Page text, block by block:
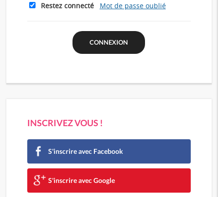
Restez connecté Mot de passe oublié
INSCRIVEZ VOUS !
S'inscrire avec Facebook
S'inscrire avec Google